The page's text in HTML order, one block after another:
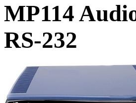
MP114
RS-232